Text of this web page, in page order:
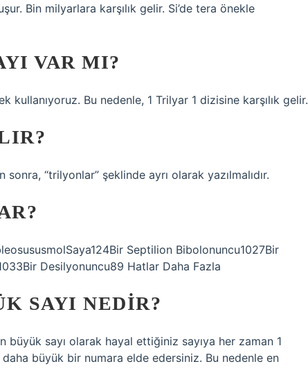
Bin milyarlara karşılık gelir. Si’de tera önekle
VAR MI?
kullanıyoruz. Bu nedenle, 1 Trilyar 1 dizisine karşılık gelir.
“trilyonlar” şeklinde ayrı olarak yazılmalıdır.
Septilion Bibolonuncu1027Bir
Desilyonuncu89 Hatlar Daha Fazla
SAYI NEDIR?
büyük sayı olarak hayal ettiğiniz sayıya her zaman 1
büyük bir numara elde edersiniz. Bu nedenle en